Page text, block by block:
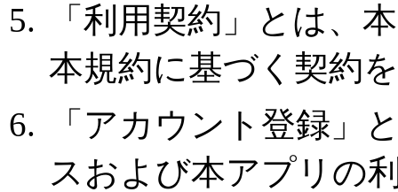
「利用契約」とは、
本規約に基づく契約
「アカウント登録」
スおよび本アプリの